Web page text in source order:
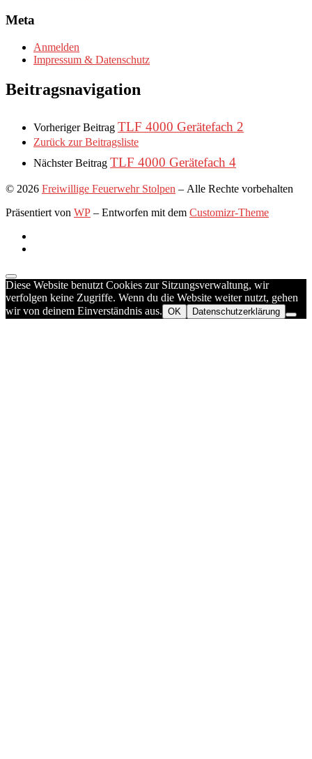
Meta
Anmelden
Impressum & Datenschutz
Beitragsnavigation
Vorheriger Beitrag TLF 4000 Gerätefach 2
Zurück zur Beitragsliste
Nächster Beitrag TLF 4000 Gerätefach 4
© 2026 Freiwillige Feuerwehr Stolpen – Alle Rechte vorbehalten
Präsentiert von WP – Entworfen mit dem Customizr-Theme
Diese Website benutzt Cookies zur Sitzungsverwaltung, wir
verfolgen keine Zugriffe. Wenn du die Website weiter nutzt, gehen
wir von deinem Einverständnis aus. OK Datenschutzerklärung